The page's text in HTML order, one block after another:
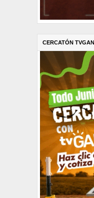
CERCATÓN TVGAN